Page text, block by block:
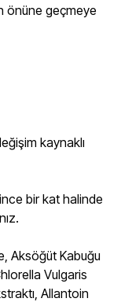
önüne geçmeye
kaynaklı
bir kat halinde
Aksöğüt Kabuğu
Vulgaris
Allantoin